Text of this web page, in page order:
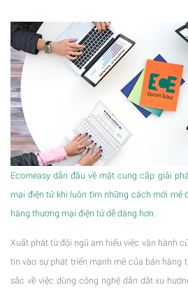
Ecomeasy dẫn đầu về mặt cung cấp giải
mại điện tử khi luôn tìm những cách mới mẻ
hàng thương mại điện tử dễ dàng hơn.
Xuất phát từ đội ngũ am hiểu việc vận hành
tin vào sự phát triển mạnh mẽ của bán hàng
sắc về việc dùng công nghệ dẫn dắt xu